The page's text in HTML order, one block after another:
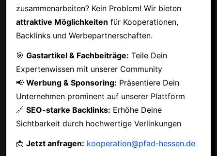
zusammenarbeiten? Kein Problem! Wir bieten
attraktive Möglichkeiten für Kooperationen,
Backlinks und Werbepartnerschaften.
🎯 Gastartikel & Fachbeiträge: Teile Dein
Expertenwissen mit unserer Community
📢 Werbung & Sponsoring: Präsentiere Dein
Unternehmen prominent auf unserer Plattform
🔗 SEO-starke Backlinks: Erhöhe Deine
Sichtbarkeit durch hochwertige Verlinkungen
📩 Jetzt anfragen: kooperation@pfad-hessen.de